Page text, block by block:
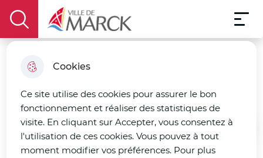
Cookies
Ce site utilise des cookies pour assurer le bon
fonctionnement et réaliser des statistiques de
visite. En cliquant sur Accepter, vous consentez à
l'utilisation de ces cookies. Vous pouvez à tout
moment modifier vos préférences. Pour plus
Aller à la
recherche
Consulter
le plan
display the search field
Ville de Marck
Menu
Le Maire
Accueil